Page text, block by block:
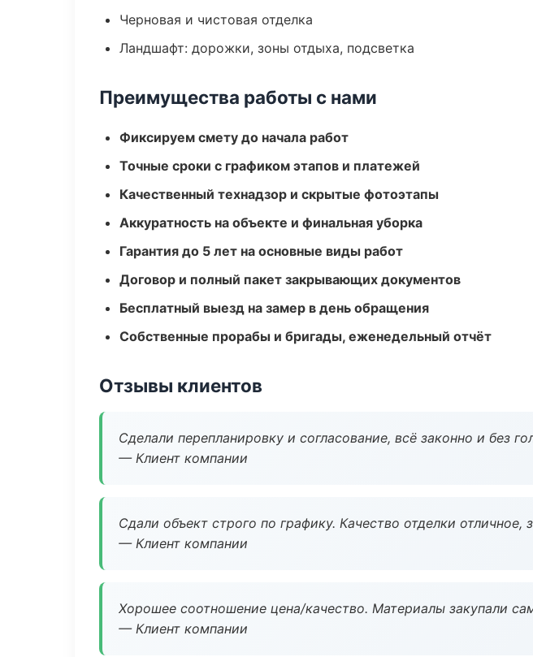
Черновая и чистовая отделка
Ландшафт: дорожки, зоны отдыха, подсветка
Преимущества работы с нами
Фиксируем смету до начала работ
Точные сроки с графиком этапов и платежей
Качественный технадзор и скрытые фотоэтапы
Аккуратность на объекте и финальная уборка
Гарантия до 5 лет на основные виды работ
Договор и полный пакет закрывающих документов
Бесплатный выезд на замер в день обращения
Собственные прорабы и бригады, еженедельный отчёт
Отзывы клиентов
Сделали перепланировку и согласование, всё законно и без
— Клиент компании
Сдали объект строго по графику. Качество отделки
— Клиент компании
Хорошее соотношение цена/качество. Материалы закупали
— Клиент компании